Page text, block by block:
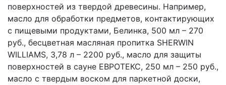
поверхностей из твердой древесины. Например,
масло для обработки предметов, контактирующих
с пищевыми продуктами, Белинка, 500 мл – 270
руб., бесцветная масляная пропитка SHERWIN
WILLIAMS, 3,78 л – 2200 руб., масло для защиты
поверхностей в сауне ЕВРОТЕКС, 250 мл – 250 руб.,
масло с твердым воском для паркетной доски,